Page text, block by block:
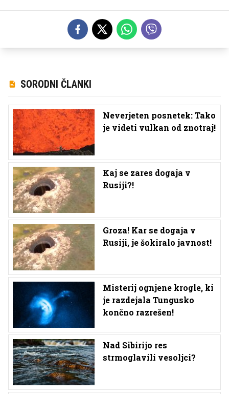
SORODNI ČLANKI
Neverjeten posnetek: Tako
je videti vulkan od znotraj!
Kaj se zares dogaja v
Rusiji?!
Groza! Kar se dogaja v
Rusiji, je šokiralo javnost!
Misterij ognjene krogle, ki
je razdejala Tungusko
končno razrešen!
Nad Sibirijo res
strmoglavili vesoljci?